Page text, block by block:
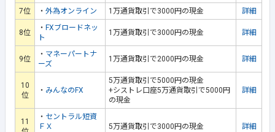
7位 ・ 外為オンライン 1万通貨取引で3000円の現金 詳細
8位
・ FXブロードネッ
ト
1万通貨取引で3000円の現金 詳細
9位
・ マネーパートナ
ーズ
1万通貨取引で2000円の現金 詳細
10
位
・ みんなのFX
5万通貨取引で5000円の現金
+シストレ口座5万通貨取引で5000円
の現金
詳細
11
・ セントラル短資
ＦＸ
5万通貨取引で3000円の現金 詳細